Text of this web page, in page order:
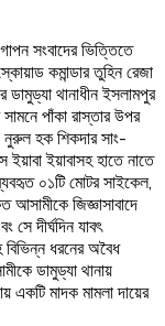
সংবাদের ভিত্তিতে
কমান্ডার তুহিন রেজা
থানাধীন ইসলামপুর
পাঁকা রাস্তার উপর
নুরুল হক শিকদার সাং-
ইয়াবা ইয়াবাসহ হাতে নাতে
০১টি মোটর সাইকেল,
জিজ্ঞাসাবাদে
দীর্ঘদিন যাবৎ
বিভিন্ন ধরনের অবৈধ
ডামুড্যা থানায়
একটি মাদক মামলা দায়ের